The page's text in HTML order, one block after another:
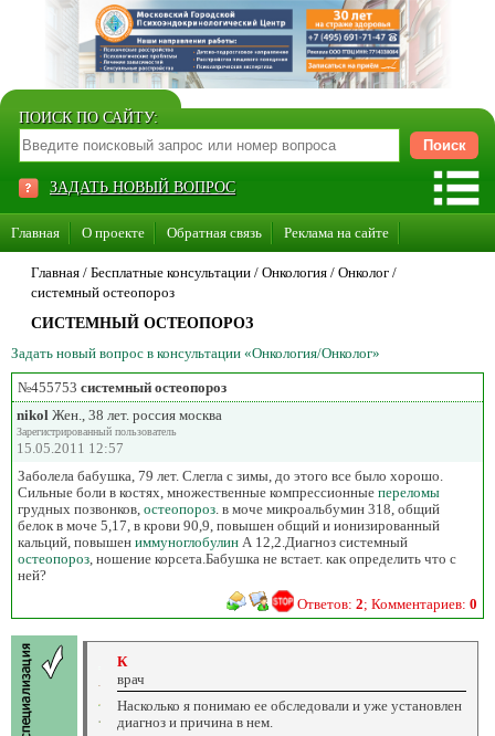
ПОИСК ПО САЙТУ:
ЗАДАТЬ НОВЫЙ ВОПРОС
Главная О проекте Обратная связь Реклама на сайте
Стать консультантом нашего сайта
Суперакция «Каждому врачу свой сайт»
Главная / Бесплатные консультации / Онкология / Онколог /
системный остеопороз
СИСТЕМНЫЙ ОСТЕОПОРОЗ
Задать новый вопрос в консультации «Онкология/Онколог»
№455753 системный остеопороз
nikol Жен., 38 лет. россия москва
Зарегистрированный пользователь
15.05.2011 12:57
Заболела бабушка, 79 лет. Слегла с зимы, до этого все было хорошо.
Сильные боли в костях, множественные компрессионные переломы
грудных позвонков, остеопороз . в моче микроальбумин 318, общий
белок в моче 5,17, в крови 90,9, повышен общий и ионизированный
кальций, повышен иммуноглобулин А 12,2.Диагноз системный
остеопороз , ношение корсета.Бабушка не встает. как определить что с
ней?
Ответов: 2; Комментариев: 0
К
врач
Насколько я понимаю ее обследовали и уже установлен
диагноз и причина в нем.